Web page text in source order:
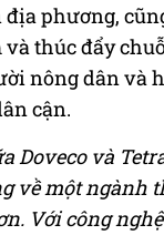
phương,
và thúc đẩy
nông dân và
cận.
Doveco và
về một ngành
Với công